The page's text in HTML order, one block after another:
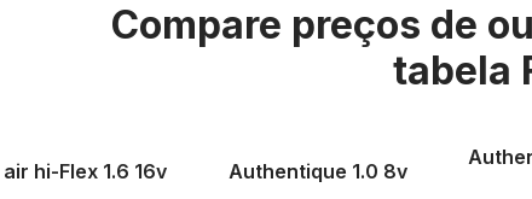
Compare preços de
tabela
hi-Flex 1.6 16v Authentique 1.0 8v